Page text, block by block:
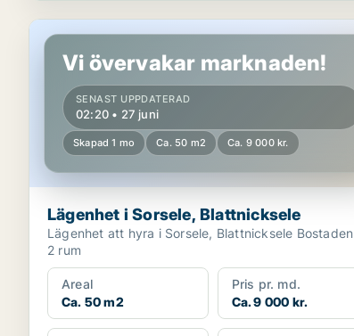
Lägenhet i Sorsele, Blattnicksele
Vi övervakar marknaden!
SENAST UPPDATERAD
02:20 • 27 juni
Skapad 1 mo Ca. 50 m2 Ca. 9 000 kr.
Lägenhet i Sorsele, Blattnicksele
Lägenhet att hyra i Sorsele, Blattnicksele Bostaden har
2 rum
Areal
Ca. 50 m2
Pris pr. md.
Ca. 9 000 kr.